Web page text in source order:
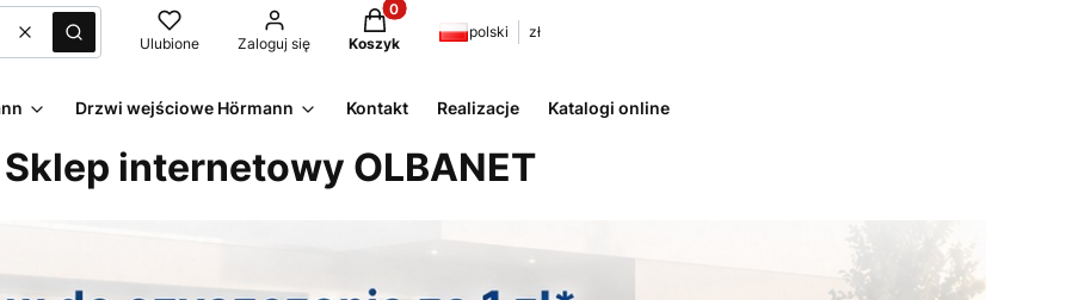
WyczyśćSzukaj Ulubione Zaloguj się
Produkty w koszyku: 0. Zobacz szczegóły
Koszyk
polski zł
Drzwi wejściowe Hörmann Kontakt Realizacje Katalogi online
Sklep internetowy OLBANET